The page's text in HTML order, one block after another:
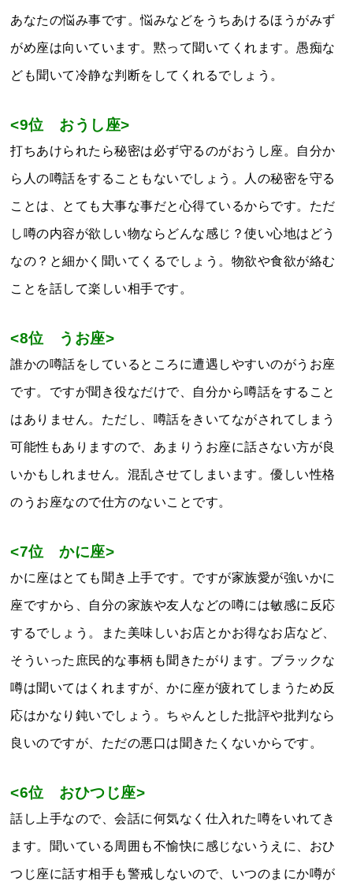
あなたの悩み事です。悩みなどをうちあけるほうがみず
がめ座は向いています。黙って聞いてくれます。愚痴な
ども聞いて冷静な判断をしてくれるでしょう。
<9位 おうし座>
打ちあけられたら秘密は必ず守るのがおうし座。自分か
ら人の噂話をすることもないでしょう。人の秘密を守る
ことは、とても大事な事だと心得ているからです。ただ
し噂の内容が欲しい物ならどんな感じ？使い心地はどう
なの？と細かく聞いてくるでしょう。物欲や食欲が絡む
ことを話して楽しい相手です。
<8位 うお座>
誰かの噂話をしているところに遭遇しやすいのがうお座
です。ですが聞き役なだけで、自分から噂話をすること
はありません。ただし、噂話をきいてながされてしまう
可能性もありますので、あまりうお座に話さない方が良
いかもしれません。混乱させてしまいます。優しい性格
のうお座なので仕方のないことです。
<7位 かに座>
かに座はとても聞き上手です。ですが家族愛が強いかに
座ですから、自分の家族や友人などの噂には敏感に反応
するでしょう。また美味しいお店とかお得なお店など、
そういった庶民的な事柄も聞きたがります。ブラックな
噂は聞いてはくれますが、かに座が疲れてしまうため反
応はかなり鈍いでしょう。ちゃんとした批評や批判なら
良いのですが、ただの悪口は聞きたくないからです。
<6位 おひつじ座>
話し上手なので、会話に何気なく仕入れた噂をいれてき
ます。聞いている周囲も不愉快に感じないうえに、おひ
つじ座に話す相手も警戒しないので、いつのまにか噂が